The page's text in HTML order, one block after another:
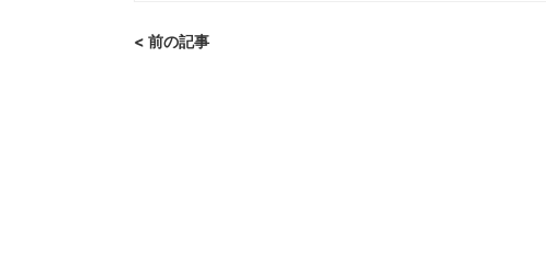
< 前の記事